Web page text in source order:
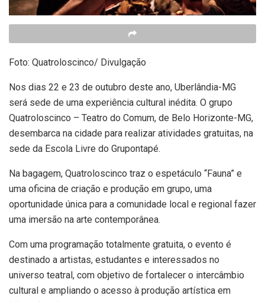
Foto: Quatroloscinco/ Divulgação
Nos dias 22 e 23 de outubro deste ano, Uberlândia-MG
será sede de uma experiência cultural inédita. O grupo
Quatroloscinco – Teatro do Comum, de Belo Horizonte-MG,
desembarca na cidade para realizar atividades gratuitas, na
sede da Escola Livre do Grupontapé.
Na bagagem, Quatroloscinco traz o espetáculo “Fauna” e
uma oficina de criação e produção em grupo, uma
oportunidade única para a comunidade local e regional fazer
uma imersão na arte contemporânea.
Com uma programação totalmente gratuita, o evento é
destinado a artistas, estudantes e interessados no
universo teatral, com objetivo de fortalecer o intercâmbio
cultural e ampliando o acesso à produção artística em